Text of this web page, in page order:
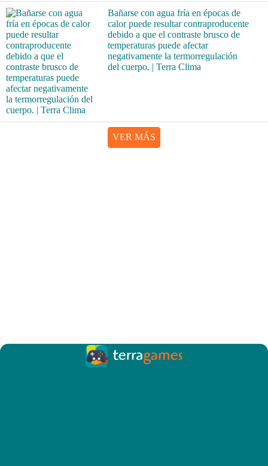
Bañarse con agua fría en épocas de
calor puede resultar contraproducente
debido a que el contraste brusco de
temperaturas puede afectar
negativamente la termorregulación
del cuerpo. | Terra Clima
VER MÁS